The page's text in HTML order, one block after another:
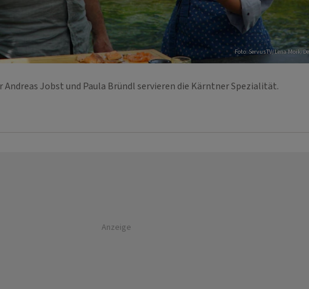
Foto: ServusTV/Lena Moik/
Andreas Jobst und Paula Bründl servieren die Kärntner Spezialität.
Anzeige